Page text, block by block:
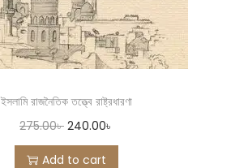
ইসলামি রাজনৈতিক তত্ত্বে রাষ্ট্রধারণা
275.00৳ 240.00৳
Add to cart